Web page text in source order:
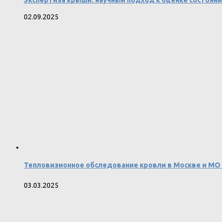
02.09.2025
Тепловизионное обследование кровли в Москве и МО
03.03.2025